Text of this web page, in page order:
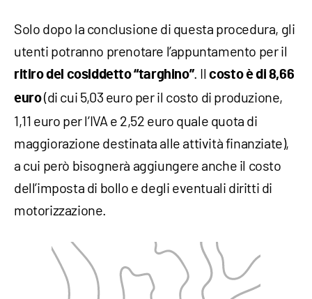
Solo dopo la conclusione di questa procedura, gli
utenti potranno prenotare l’appuntamento per il
ritiro del cosiddetto “targhino”. Il costo è di 8,66
euro(di cui 5,03 euro per il costo di produzione,
1,11 euro per l’IVA e 2,52 euro quale quota di
maggiorazione destinata alle attività finanziate),
a cui però bisognerà aggiungere anche il costo
dell’imposta di bollo e degli eventuali diritti di
motorizzazione.